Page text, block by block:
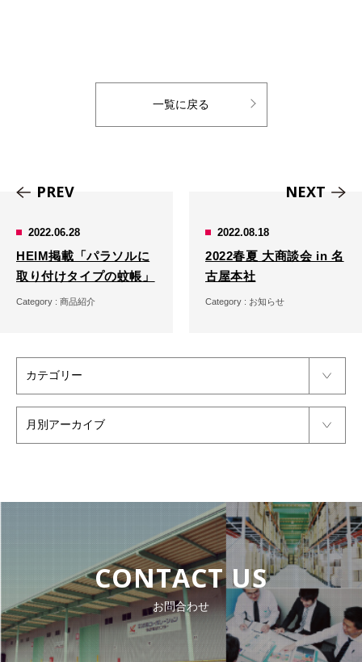
一覧に戻る
PREV
2022.06.28
HEIM掲載「パラソルに
取り付けタイプの蚊帳」
Category : 商品紹介
NEXT
2022.08.18
2022春夏 大商談会 in 名
古屋本社
Category : お知らせ
CONTACT US
お問合わせ